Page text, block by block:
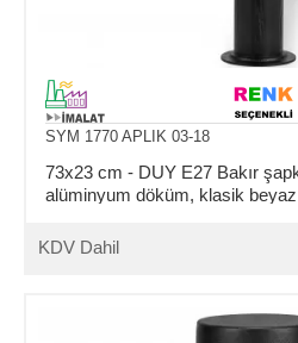
SYM 1770 APLIK 03-18
73x23 cm - DUY E27 Bakır
alüminyum döküm, klasik
KDV Dahil